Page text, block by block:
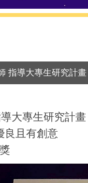
指導大專生研究計
大專生研究計畫
良且有創意